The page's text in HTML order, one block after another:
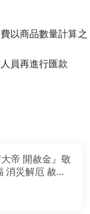
以商品數量計算之
員再進行匯款
大帝 開赦金』敬
消災解厄 赦罪
普渡 拜門口
財庫存摺 純